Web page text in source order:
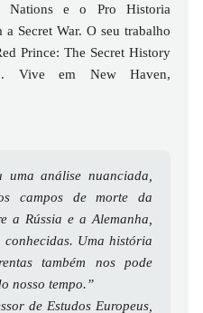
Nations e o Pro Historia
Secret War. O seu trabalho
Prince: The Secret History
Vive em New Haven,
uma análise nuanciada,
campos de morte da
a Rússia e a Alemanha,
Uma história
também nos pode
nosso tempo.”
de Estudos Europeus,